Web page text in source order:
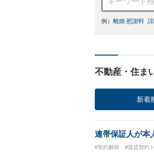
例） 離婚 慰謝料
不動産・住ま
新着
連帯保証人が本
#契約解除 #賃貸契約